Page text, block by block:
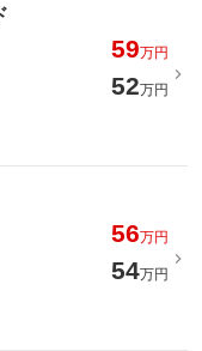
59万円
52万円
56万円
54万円